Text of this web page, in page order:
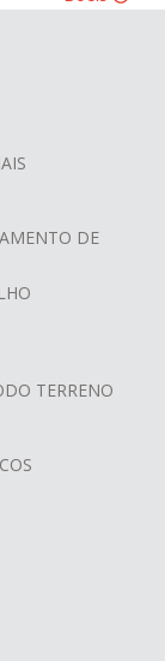
DE
TERRENO